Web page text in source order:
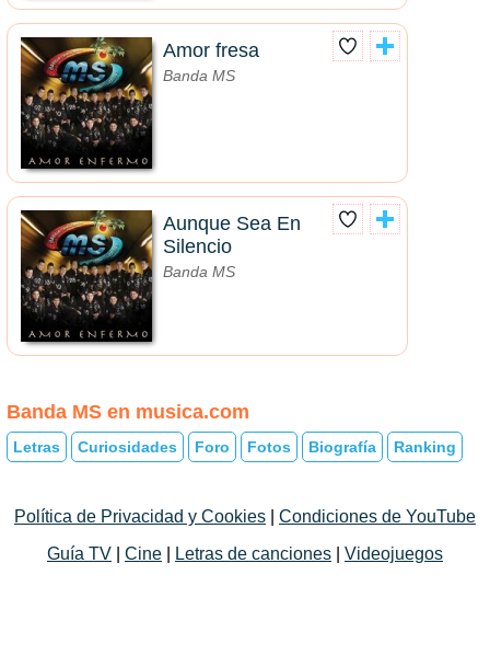
Amor fresa
Banda MS
Aunque Sea En
Silencio
Banda MS
Banda MS en musica.com
Letras Curiosidades Foro Fotos Biografía Ranking
Política de Privacidad y Cookies
Condiciones de YouTube
Guía TV
Cine Letras de canciones Videojuegos